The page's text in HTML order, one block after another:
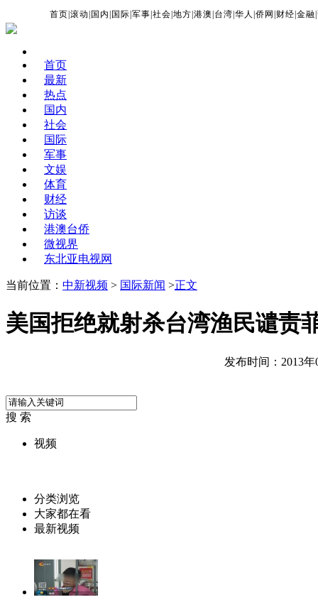
首页 |滚动 国内 国际 |军事 |社会 |地方 |港澳 台湾 |华人 |侨网 财经 |金融 |
首页
最新
热点
国内
社会
国际
军事
文娱
体育
财经
访谈
港澳台侨
微视界
东北亚电视网
当前位置： 中新视频 > 国际新闻 >正文
美国拒绝就射杀台湾渔民谴责
发布时间：2013年
搜 索
视频
分类浏览
大家都在看
最新视频